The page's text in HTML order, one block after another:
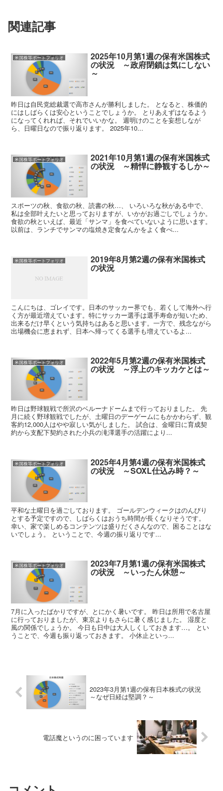
関連記事
米国株等ポートフォリオ 2025年10月第1週の保有米国株式
の状況 ～政府閉鎖は気にしない
～
昨日は自民党総裁選で高市さんが勝利しました。 となると、株価的
にはしばらくは安心ということでしょうか。 とりあえずはなるよう
になってくれれば、それでいいかな。 週明けのことを妄想しなが
ら、日曜日なので振り返ります。 2025年10...
米国株等ポートフォリオ 2021年10月第1週の保有米国株式
の状況 ～精悍に静観するしか～
スポーツの秋、食欲の秋、読書の秋…、 いろいろな秋がある中で、
私は全部叶えたいと思っておりますが、いかがお過ごしでしょうか。
食欲の秋といえば、最近「サンマ」を食べていないように思います。
以前は、ランチでサンマの塩焼き定食なんかをよく食べ...
米国株等ポートフォリオ 2019年8月第2週の保有米国株式
の状況
こんにちは、ゴレイです。日本のサッカー界でも、若くして海外へ行
く方が最近増えています。特にサッカー選手は選手寿命が短いため、
出来るだけ早くという気持ちはあると思います。一方で、残念ながら
出場機会に恵まれず、日本へ帰ってくる選手も増えているよ...
米国株等ポートフォリオ 2022年5月第2週の保有米国株式
の状況 ～浮上のキッカケとは～
昨日は野球観戦で所沢のベルーナドームまで行っておりました。 先
月に続く野球観戦でしたが、土曜日のデーゲームにもかかわらず、観
客約12,000人はやや寂しい気がしました。 試合は、金曜日に育成契
約から支配下契約された小兵の滝澤選手の活躍により...
米国株等ポートフォリオ 2025年4月第4週の保有米国株式
の状況 ～SOXL仕込み時？～
平和な土曜日を過ごしております。 ゴールデンウィークはのんびり
とする予定ですので、しばらくはおうち時間が長くなりそうです。
幸い、家で楽しめるコンテンツは盛りだくさんなので、困ることはな
いでしょう。 ということで、今週の振り返りです...
米国株等ポートフォリオ 2023年7月第1週の保有米国株式
の状況 ～いったん休憩～
7月に入ったばかりですが、とにかく暑いです。 昨日は所用で名古屋
に行っておりましたが、東京よりもさらに暑く感じました。 湿度と
風の関係でしょうか。 今日も日中は大人しくしておきます…。 とい
うことで、今週も振り返っておきます。 小休止といっ...
2023年3月第1週の保有日本株式の状況
～なぜ日経は堅調？～
電話魔というのに困っています